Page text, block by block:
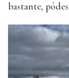
bastante,